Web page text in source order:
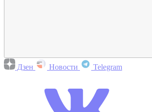
Дзен Новости Telegram